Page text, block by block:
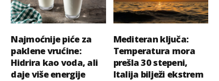
Najmoćnije piće za
paklene vrućine:
Hidrira kao voda, ali
daje više energije
Mediteran ključa:
Temperatura mora
prešla 30 stepeni,
Italija bilježi ekstrem